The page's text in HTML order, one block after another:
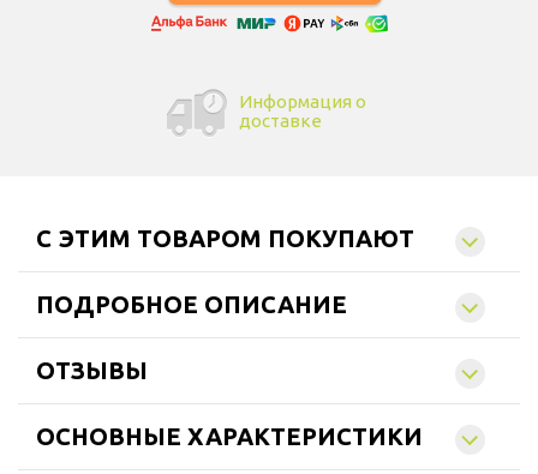
Информация о
доставке
C ЭТИМ ТОВАРОМ ПОКУПАЮТ
ПОДРОБНОЕ ОПИСАНИЕ
ОТЗЫВЫ
ОСНОВНЫЕ ХАРАКТЕРИСТИКИ